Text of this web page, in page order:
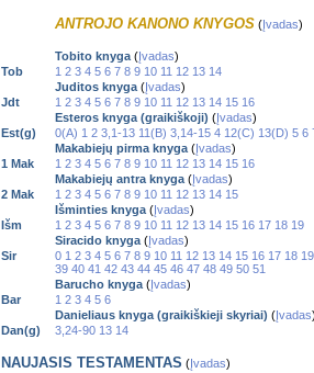
ANTROJO KANONO KNYGOS ( Įvadas)
Tobito knyga ( Įvadas)
Tob
1 2 3 4 5 6 7 8 9 10 11 12 13 14
Juditos knyga ( Įvadas)
Jdt
1 2 3 4 5 6 7 8 9 10 11 12 13 14 15 16
Esteros knyga (graikiškoji) ( Įvadas)
Est(g)
0(A) 1 2 3,1-13 11(B) 3,14-15 4 12(C) 13(D) 5 6
Makabiejų pirma knyga ( Įvadas)
1 Mak
1 2 3 4 5 6 7 8 9 10 11 12 13 14 15 16
Makabiejų antra knyga ( Įvadas)
2 Mak
1 2 3 4 5 6 7 8 9 10 11 12 13 14 15
Išminties knyga ( Įvadas)
Išm
1 2 3 4 5 6 7 8 9 10 11 12 13 14 15 16 17 18 19
Siracido knyga ( Įvadas)
Sir
0 1 2 3 4 5 6 7 8 9 10 11 12 13 14 15 16 17 18 19
39 40 41 42 43 44 45 46 47 48 49 50 51
Barucho knyga ( Įvadas)
Bar
1 2 3 4 5 6
Danieliaus knyga (graikiškieji skyriai) ( Įvadas
Dan(g)
3,24-90 13 14
NAUJASIS TESTAMENTAS ( Įvadas)